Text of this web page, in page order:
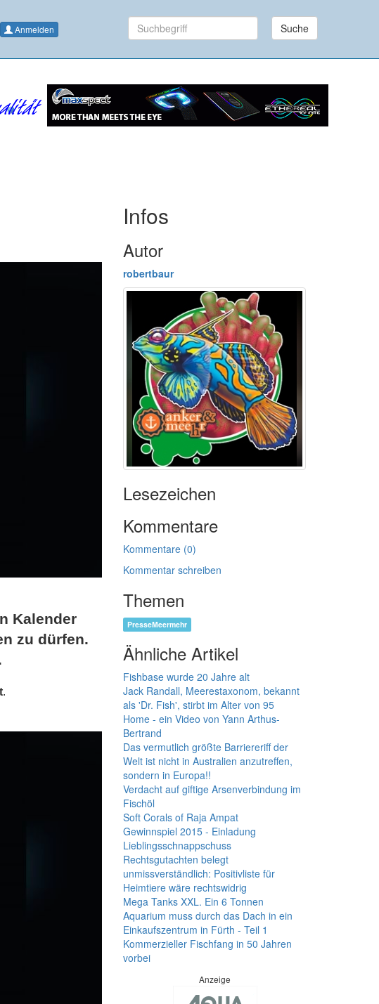
Anmelden Suche
Kalender
zu dürfen.
.
Infos
Autor
robertbaur
Lesezeichen
Kommentare
Kommentare (0)
Kommentar schreiben
Themen
PresseMeermehr
Ähnliche Artikel
Fishbase wurde 20 Jahre alt
Jack Randall, Meerestaxonom, bekannt
als 'Dr. Fish', stirbt im Alter von 95
Home - ein Video von Yann Arthus-
Bertrand
Das vermutlich größte Barriereriff der
Welt ist nicht in Australien anzutreffen,
sondern in Europa!!
Verdacht auf giftige Arsenverbindung im
Fischöl
Soft Corals of Raja Ampat
Gewinnspiel 2015 - Einladung
Lieblingsschnappschuss
Rechtsgutachten belegt
unmissverständlich: Positivliste für
Heimtiere wäre rechtswidrig
Mega Tanks XXL. Ein 6 Tonnen
Aquarium muss durch das Dach in ein
Einkaufszentrum in Fürth - Teil 1
Kommerzieller Fischfang in 50 Jahren
vorbei
Anzeige